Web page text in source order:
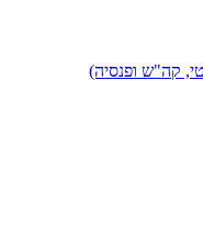
קה"ש ופנסיה)